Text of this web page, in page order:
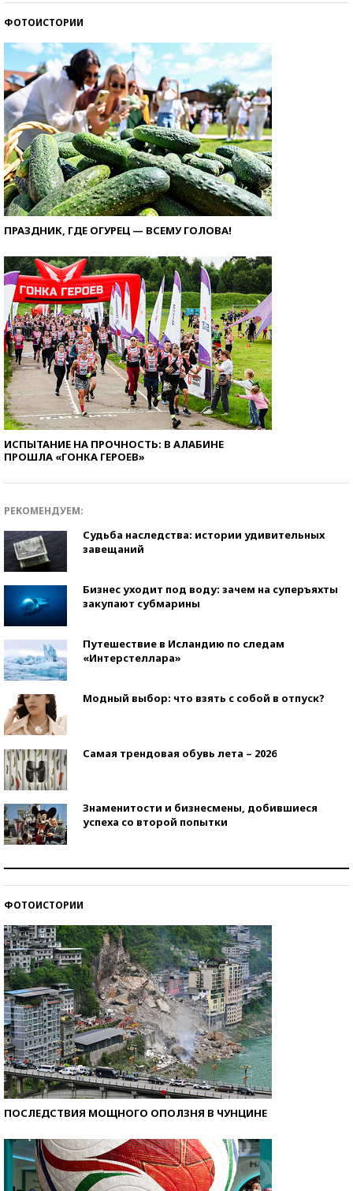
ФОТОИСТОРИИ
ПРАЗДНИК, ГДЕ ОГУРЕЦ — ВСЕМУ ГОЛОВА!
ИСПЫТАНИЕ НА ПРОЧНОСТЬ: В АЛАБИНЕ
ПРОШЛА «ГОНКА ГЕРОЕВ»
РЕКОМЕНДУЕМ:
Судьба наследства: истории удивительных
завещаний
Бизнес уходит под воду: зачем на суперъяхты
закупают субмарины
Путешествие в Исландию по следам
«Интерстеллара»
Модный выбор: что взять с собой в отпуск?
Самая трендовая обувь лета – 2026
Знаменитости и бизнесмены, добившиеся
успеха со второй попытки
ФОТОИСТОРИИ
ПОСЛЕДСТВИЯ МОЩНОГО ОПОЛЗНЯ В ЧУНЦИНЕ